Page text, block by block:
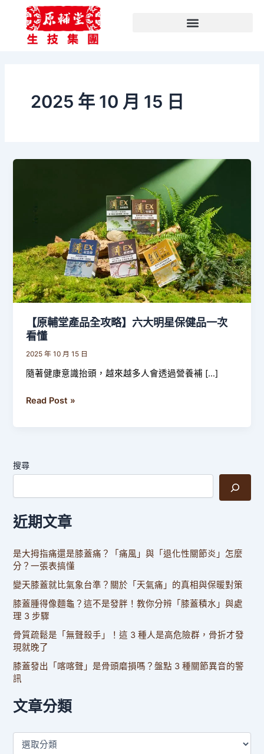
2025 年 10 月 15 日
【原輔堂產品全攻略】六大明星保健品一次
看懂
2025 年 10 月 15 日
隨著健康意識抬頭，越來越多人會透過營養補 […]
攻
略】
六
大
星
保
健
一
看
Read Post »
搜尋
近期文章
是大拇指痛還是膝蓋痛？「痛風」與「退化性關節炎」怎麼
分？一張表搞懂
變天膝蓋就比氣象台準？關於「天氣痛」的真相與保暖對策
膝蓋腫得像麵龜？這不是發胖！教你分辨「膝蓋積水」與處
理 3 步驟
骨質疏鬆是「無聲殺手」！這 3 種人是高危險群，骨折才發
現就晚了
膝蓋發出「喀喀聲」是骨頭磨損嗎？盤點 3 種關節異音的警
訊
文章分類